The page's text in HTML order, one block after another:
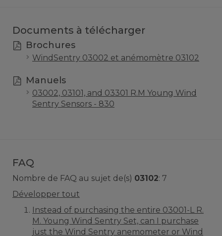
Documents à télécharger
Brochures
WindSentry 03002 et anémomètre 03102
Manuels
03002, 03101, and 03301 R.M Young Wind
Sentry Sensors - 830
FAQ
Nombre de FAQ au sujet de(s) 03102: 7
Développer tout
Instead of purchasing the entire 03001-L R.
M. Young Wind Sentry Set, can I purchase
just the Wind Sentry anemometer or Wind